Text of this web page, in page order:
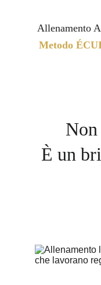
Allenamento
Metodo
Non
È un